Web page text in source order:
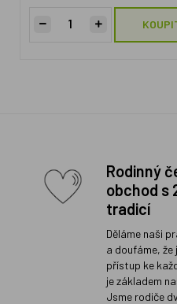
Rodinný
obchod s
tradicí
Děláme naši
a doufáme,
přístup ke
je základem
Jsme rodiče